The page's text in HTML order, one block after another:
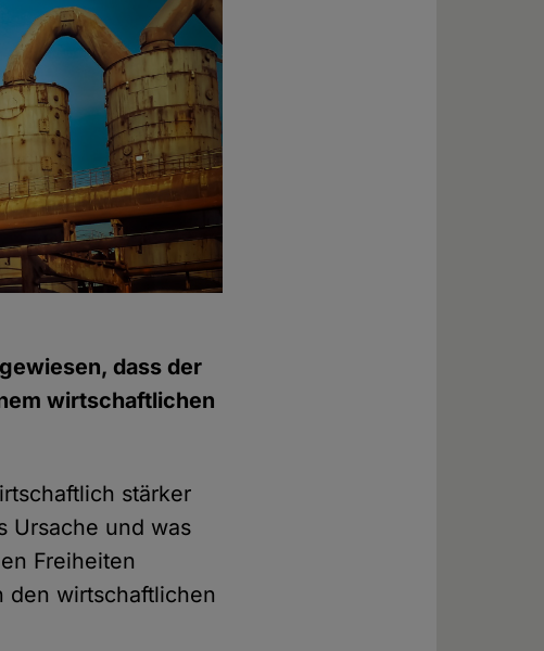
dass der
wirtschaftlichen
stärker
Ursache und was
Freiheiten
den wirtschaftlichen